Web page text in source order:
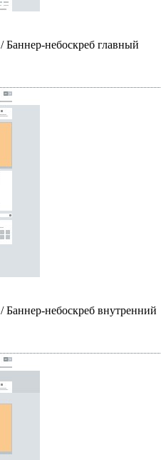
/ Баннер-небоскреб главный
/ Баннер-небоскреб внутренний